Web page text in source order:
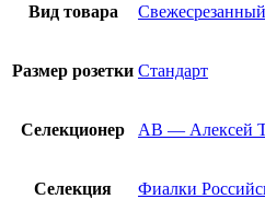
Вид товара
Размер розетки Стандарт
Селекционер АВ — Алексей
Селекция Фиалки